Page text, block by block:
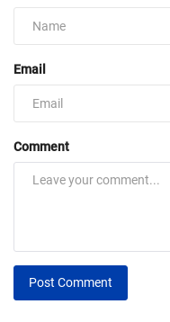
Email
Comment
Post Comment